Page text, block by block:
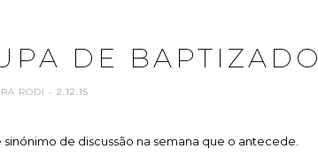
DE BAPTIZADO
RODI - 2.12.15
de discussão na semana que o antecede.